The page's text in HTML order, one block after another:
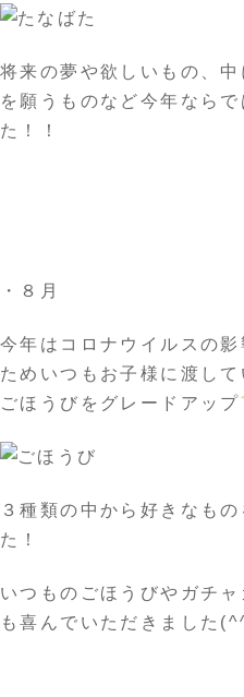
将来の夢や欲しいもの、
を願うものなど今年なら
た！！
・８月
今年はコロナウイルスの
ためいつもお子様に渡し
ごほうびをグレードアップ
３種類の中から好きなも
た！
いつものごほうびやガチ
も喜んでいただきました